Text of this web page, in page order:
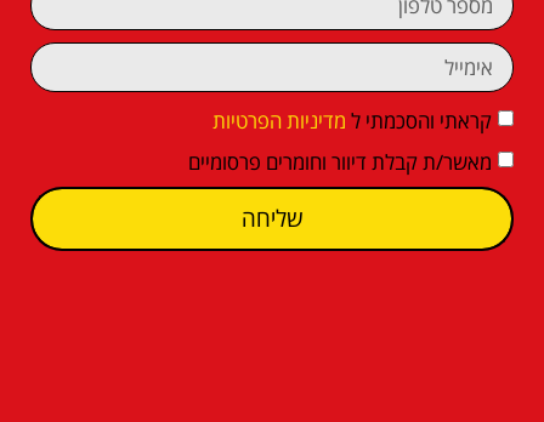
קראתי והסכמתי ל מדיניות הפרטיות
מאשר/ת קבלת דיוור וחומרים פרסומיים
שליחה